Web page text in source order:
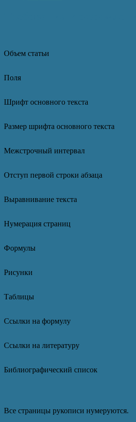
Объем статьи
Поля
Шрифт основного текста
Размер шрифта основного текста
Межстрочный интервал
Отступ первой строки абзаца
Выравнивание текста
Нумерация страниц
Формулы
Рисунки
Таблицы
Ссылки на формулу
Ссылки на литературу
Библиографический список
Все страницы рукописи нумеруются.